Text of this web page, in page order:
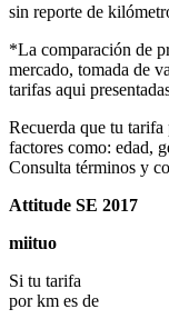
sin reporte de
*La comparación de
mercado, tomada de
tarifas aqui
Recuerda que tu
factores como: edad,
Consulta términos y
Attitude SE 2017
miituo
Si tu tarifa
por km es de